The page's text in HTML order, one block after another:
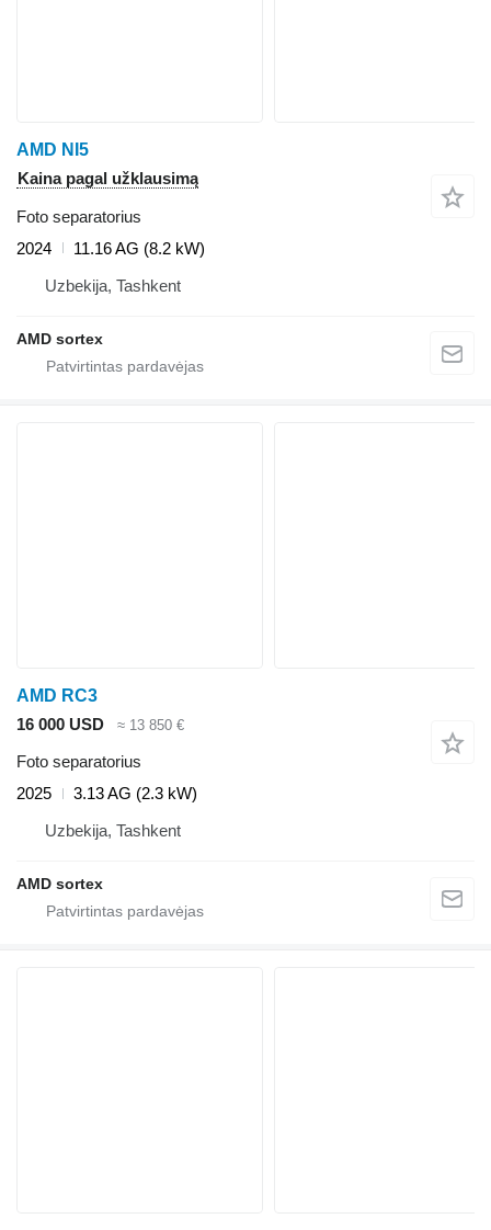
AMD NI5
Kaina pagal užklausimą
Foto separatorius
2024
11.16 AG (8.2 kW)
Uzbekija, Tashkent
AMD sortex
AMD RC3
16 000 USD
≈ 13 850 €
Foto separatorius
2025
3.13 AG (2.3 kW)
Uzbekija, Tashkent
AMD sortex